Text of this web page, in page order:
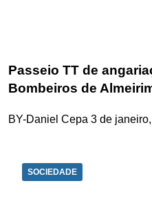
Passeio TT de
Bombeiros de
BY-Daniel Cepa 3 de
SOCIEDADE